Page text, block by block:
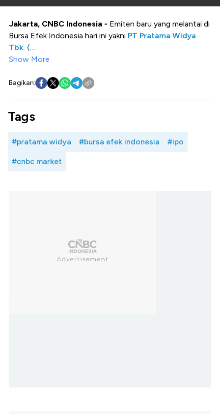
Presiden
Jakarta, CNBC Indonesia - Emiten baru yang melantai di
Bursa Efek Indonesia hari ini yakni PT Pratama Widya
Tbk. (...
Show More
Bagikan:
Tags
#pratama widya #bursa efek indonesia #ipo
#cnbc market